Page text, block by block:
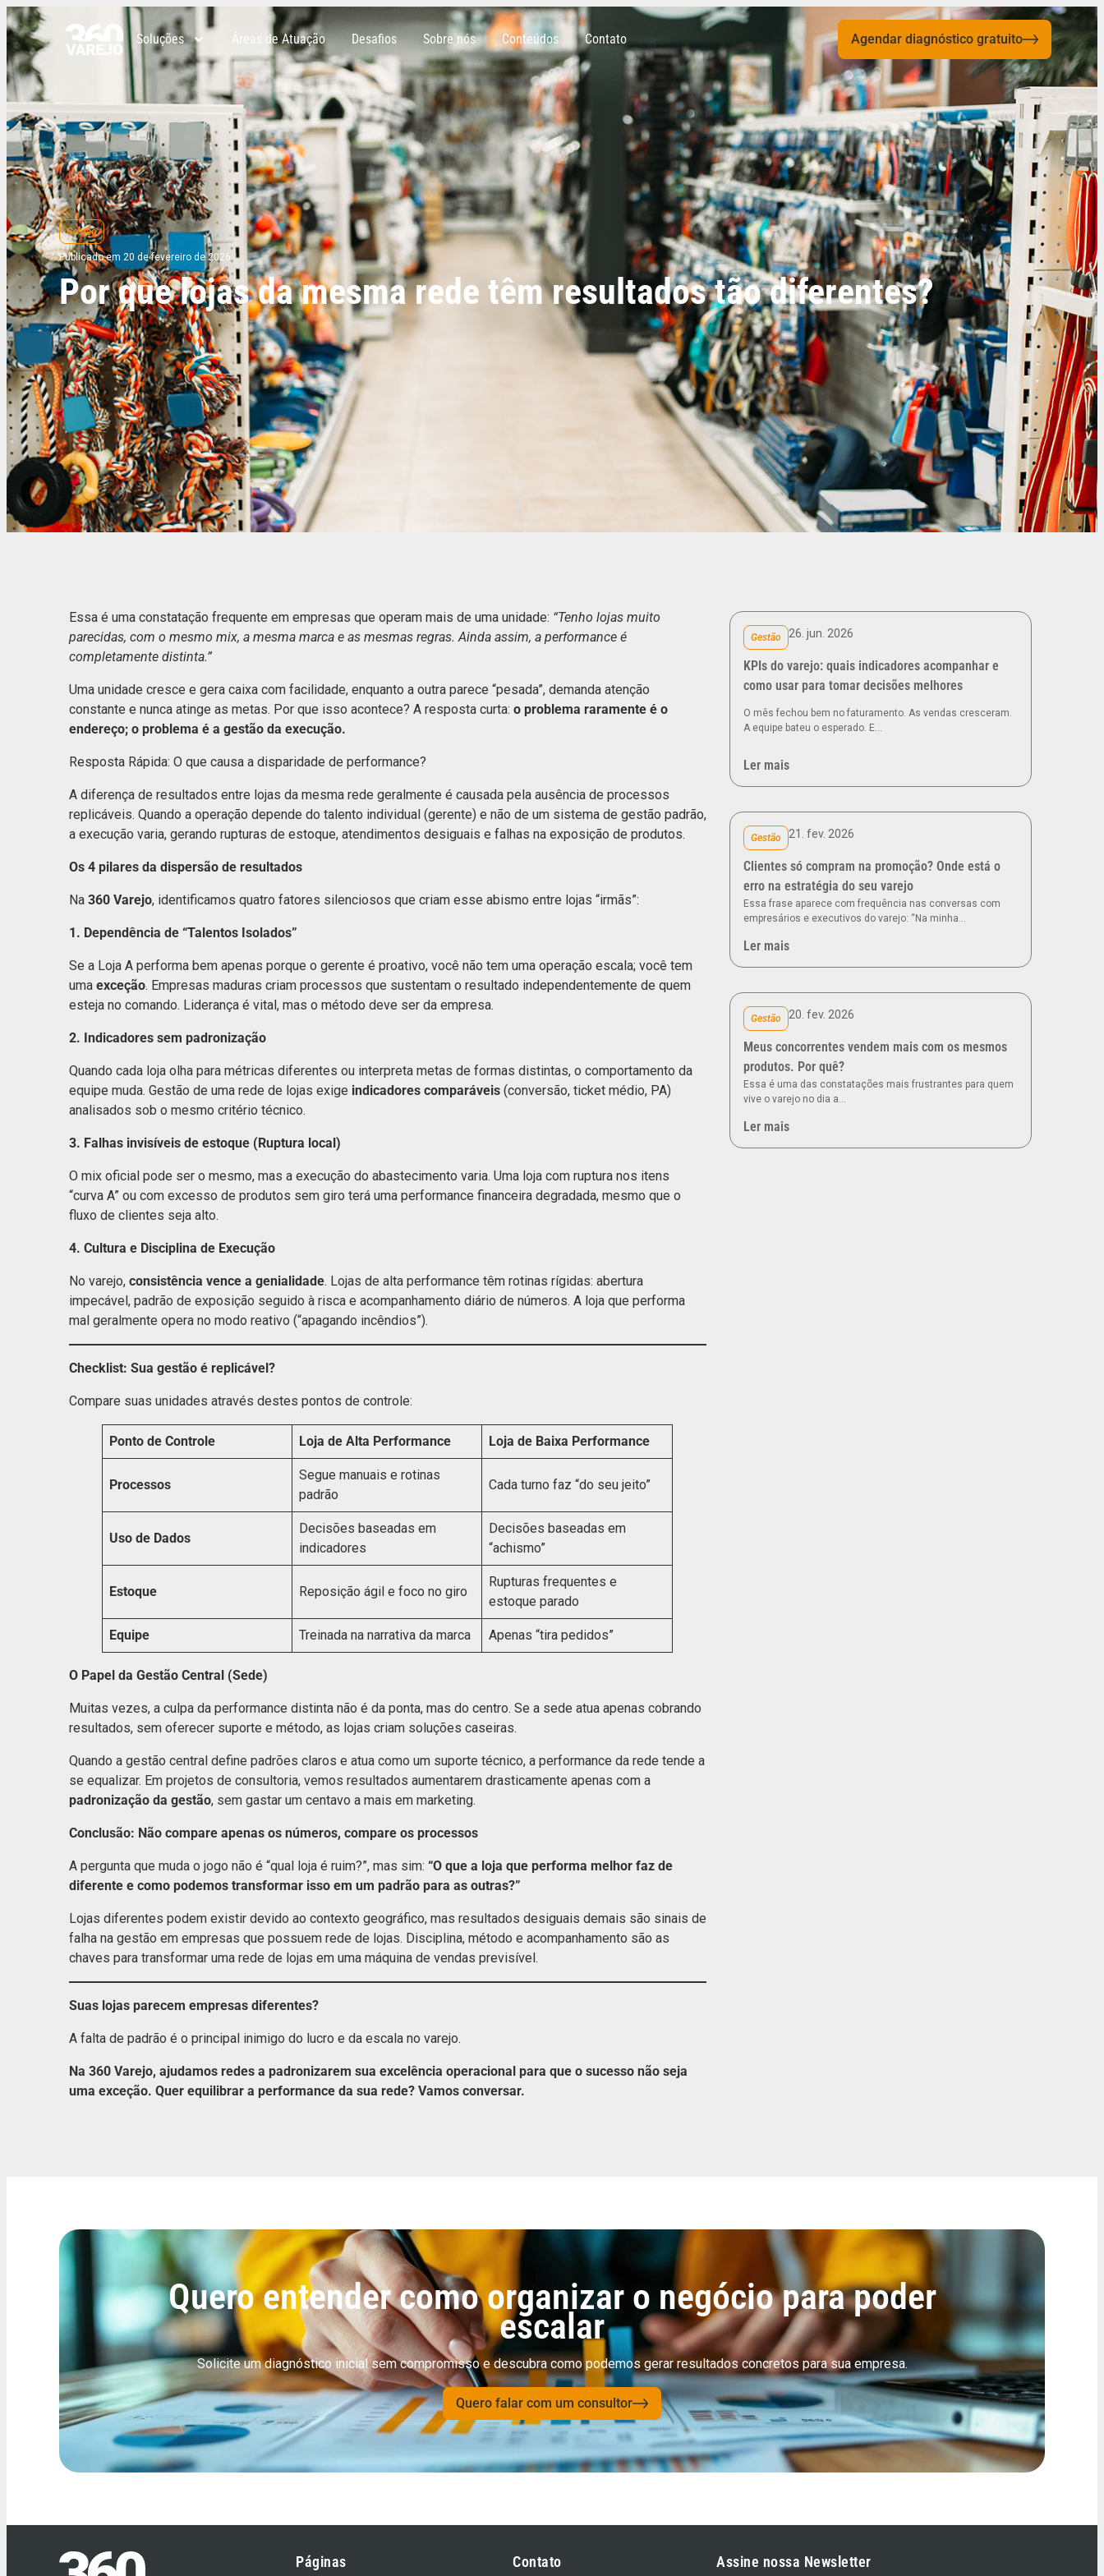
Soluções Áreas de Atuação Desafios Sobre nós Conteúdos Contato Agendar diagnóstico gratuito
Gestão
Publicado em 20 de fevereiro de 2026
Por que lojas da mesma rede têm resultados tão diferentes?
Essa é uma constatação frequente em empresas que operam mais de uma unidade: “Tenho lojas muito
parecidas, com o mesmo mix, a mesma marca e as mesmas regras. Ainda assim, a performance é
completamente distinta.”
Uma unidade cresce e gera caixa com facilidade, enquanto a outra parece “pesada”, demanda atenção
constante e nunca atinge as metas. Por que isso acontece? A resposta curta: o problema raramente é o
endereço; o problema é a gestão da execução.
Resposta Rápida: O que causa a disparidade de performance?
A diferença de resultados entre lojas da mesma rede geralmente é causada pela ausência de processos
replicáveis. Quando a operação depende do talento individual (gerente) e não de um sistema de gestão padrão,
a execução varia, gerando rupturas de estoque, atendimentos desiguais e falhas na exposição de produtos.
Os 4 pilares da dispersão de resultados
Na 360 Varejo, identificamos quatro fatores silenciosos que criam esse abismo entre lojas “irmãs”:
1. Dependência de “Talentos Isolados”
Se a Loja A performa bem apenas porque o gerente é proativo, você não tem uma operação escala; você tem
uma exceção. Empresas maduras criam processos que sustentam o resultado independentemente de quem
esteja no comando. Liderança é vital, mas o método deve ser da empresa.
2. Indicadores sem padronização
Quando cada loja olha para métricas diferentes ou interpreta metas de formas distintas, o comportamento da
equipe muda. Gestão de uma rede de lojas exige indicadores comparáveis (conversão, ticket médio, PA)
analisados sob o mesmo critério técnico.
3. Falhas invisíveis de estoque (Ruptura local)
O mix oficial pode ser o mesmo, mas a execução do abastecimento varia. Uma loja com ruptura nos itens
“curva A” ou com excesso de produtos sem giro terá uma performance financeira degradada, mesmo que o
fluxo de clientes seja alto.
4. Cultura e Disciplina de Execução
No varejo, consistência vence a genialidade. Lojas de alta performance têm rotinas rígidas: abertura
impecável, padrão de exposição seguido à risca e acompanhamento diário de números. A loja que performa
mal geralmente opera no modo reativo (“apagando incêndios”).
Checklist: Sua gestão é replicável?
Compare suas unidades através destes pontos de controle:
Ponto de Controle Loja de Alta Performance Loja de Baixa Performance
Processos
Segue manuais e rotinas
padrão
Cada turno faz “do seu jeito”
Uso de Dados
Decisões baseadas em
indicadores
Decisões baseadas em
“achismo”
Estoque Reposição ágil e foco no giro
Rupturas frequentes e
estoque parado
Equipe Treinada na narrativa da marca Apenas “tira pedidos”
O Papel da Gestão Central (Sede)
Muitas vezes, a culpa da performance distinta não é da ponta, mas do centro. Se a sede atua apenas cobrando
resultados, sem oferecer suporte e método, as lojas criam soluções caseiras.
Quando a gestão central define padrões claros e atua como um suporte técnico, a performance da rede tende a
se equalizar. Em projetos de consultoria, vemos resultados aumentarem drasticamente apenas com a
padronização da gestão, sem gastar um centavo a mais em marketing.
Conclusão: Não compare apenas os números, compare os processos
A pergunta que muda o jogo não é “qual loja é ruim?”, mas sim: “O que a loja que performa melhor faz de
diferente e como podemos transformar isso em um padrão para as outras?”
Lojas diferentes podem existir devido ao contexto geográfico, mas resultados desiguais demais são sinais de
falha na gestão em empresas que possuem rede de lojas. Disciplina, método e acompanhamento são as
chaves para transformar uma rede de lojas em uma máquina de vendas previsível.
Suas lojas parecem empresas diferentes?
A falta de padrão é o principal inimigo do lucro e da escala no varejo.
Na 360 Varejo, ajudamos redes a padronizarem sua excelência operacional para que o sucesso não seja
uma exceção. Quer equilibrar a performance da sua rede? Vamos conversar.
Gestão 26. jun. 2026
KPIs do varejo: quais indicadores acompanhar e
como usar para tomar decisões melhores
O mês fechou bem no faturamento. As vendas cresceram.
A equipe bateu o esperado. E…
Ler mais
Gestão 21. fev. 2026
Clientes só compram na promoção? Onde está o
erro na estratégia do seu varejo
Essa frase aparece com frequência nas conversas com
empresários e executivos do varejo: “Na minha…
Ler mais
Gestão 20. fev. 2026
Meus concorrentes vendem mais com os mesmos
produtos. Por quê?
Essa é uma das constatações mais frustrantes para quem
vive o varejo no dia a…
Ler mais
Quero entender como organizar o negócio para poder
escalar
Solicite um diagnóstico inicial sem compromisso e descubra como podemos gerar resultados concretos para sua empresa.
Quero falar com um consultor
Páginas Contato Assine nossa Newsletter